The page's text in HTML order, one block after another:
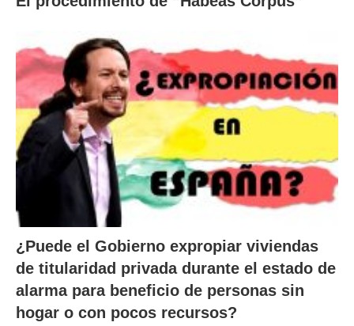
¿Puede el Gobierno expropiar viviendas
de titularidad privada durante el estado de
alarma para beneficio de personas sin
hogar o con pocos recursos?